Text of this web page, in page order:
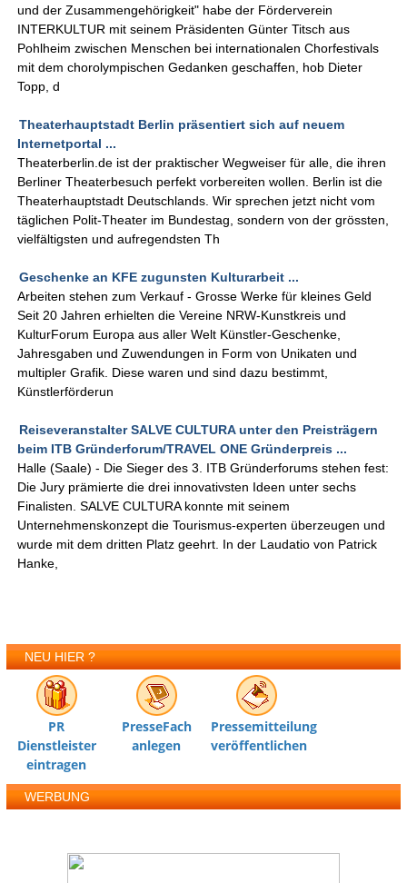
und der Zusammengehörigkeit" habe der Förderverein
INTERKULTUR mit seinem Präsidenten Günter Titsch aus
Pohlheim zwischen Menschen bei internationalen Chorfestivals
mit dem chorolympischen Gedanken geschaffen, hob Dieter
Topp, d
Theaterhauptstadt Berlin präsentiert sich auf neuem
Internetportal ...
Theaterberlin.de ist der praktischer Wegweiser für alle, die ihren
Berliner Theaterbesuch perfekt vorbereiten wollen. Berlin ist die
Theaterhauptstadt Deutschlands. Wir sprechen jetzt nicht vom
täglichen Polit-Theater im Bundestag, sondern von der grössten,
vielfältigsten und aufregendsten Th
Geschenke an KFE zugunsten Kulturarbeit ...
Arbeiten stehen zum Verkauf - Grosse Werke für kleines Geld
Seit 20 Jahren erhielten die Vereine NRW-Kunstkreis und
KulturForum Europa aus aller Welt Künstler-Geschenke,
Jahresgaben und Zuwendungen in Form von Unikaten und
multipler Grafik. Diese waren und sind dazu bestimmt,
Künstlerförderun
Reiseveranstalter SALVE CULTURA unter den Preisträgern
beim ITB Gründerforum/TRAVEL ONE Gründerpreis ...
Halle (Saale) - Die Sieger des 3. ITB Gründerforums stehen fest:
Die Jury prämierte die drei innovativsten Ideen unter sechs
Finalisten. SALVE CULTURA konnte mit seinem
Unternehmenskonzept die Tourismus-experten überzeugen und
wurde mit dem dritten Platz geehrt. In der Laudatio von Patrick
Hanke,
NEU HIER ?
PR
Dienstleister
eintragen
PresseFach
anlegen
Pressemitteilung
veröffentlichen
WERBUNG